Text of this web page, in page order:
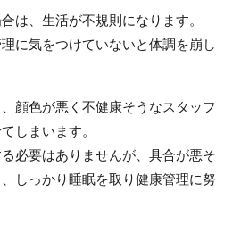
は、生活が不規則になります。
に気をつけていないと体調を崩し
顔色が悪く不健康そうなスタッフ
しまいます。
必要はありませんが、具合が悪そ
しっかり睡眠を取り健康管理に努